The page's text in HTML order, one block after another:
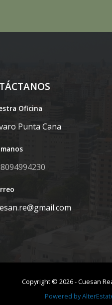
Oficina
Punta Cana
Copyright © 2026-Cuesan
Powered by